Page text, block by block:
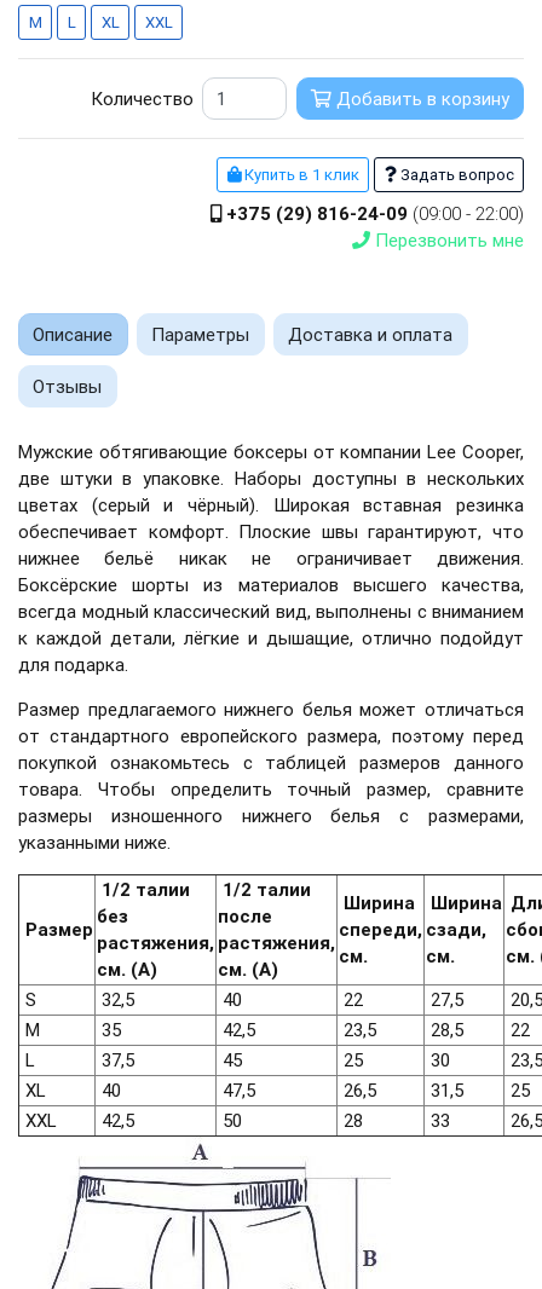
M L XL XXL
Количество Добавить в корзину
Купить в 1 клик Задать вопрос
+375 (29) 816-24-09 (09:00 - 22:00)
Перезвонить мне
Описание Параметры Доставка и оплата
Отзывы
Мужские обтягивающие боксеры от компании Lee Cooper,
две штуки в упаковке. Наборы доступны в нескольких
цветах (серый и чёрный). Широкая вставная резинка
обеспечивает комфорт. Плоские швы гарантируют, что
нижнее бельё никак не ограничивает движения.
Боксёрские шорты из материалов высшего качества,
всегда модный классический вид, выполнены с вниманием
к каждой детали, лёгкие и дышащие, отлично подойдут
для подарка.
Размер предлагаемого нижнего белья может отличаться
от стандартного европейского размера, поэтому перед
покупкой ознакомьтесь с таблицей размеров данного
товара. Чтобы определить точный размер, сравните
размеры изношенного нижнего белья с размерами,
указанными ниже.
Размер
1/2 талии
без
растяжения,
см. (А)
1/2 талии
после
растяжения,
см. (А)
Ширина
спереди,
см.
Ширина
сзади,
см.
см.
S
32,5 40 22 27,5
20,5
M
35 42,5 23,5 28,5
22
L
37,5 45 25 30
23,5
XL
40 47,5 26,5 31,5
25
XXL
42,5 50 28 33 26,5